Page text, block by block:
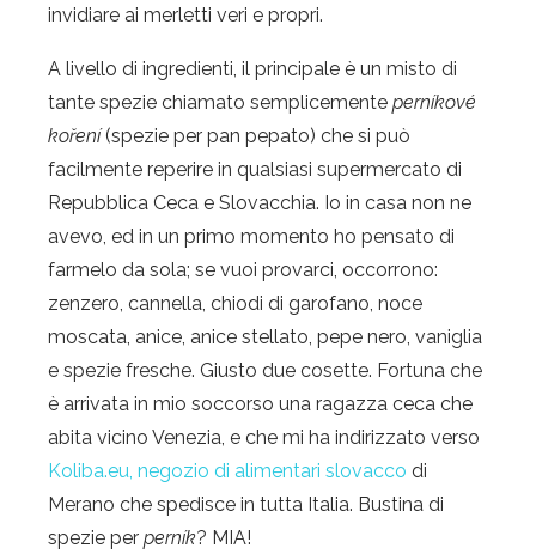
invidiare ai merletti veri e propri.
A livello di ingredienti, il principale è un misto di
tante spezie chiamato semplicemente perníkové
koření(spezie per pan pepato) che si può
facilmente reperire in qualsiasi supermercato di
Repubblica Ceca e Slovacchia. Io in casa non ne
avevo, ed in un primo momento ho pensato di
farmelo da sola; se vuoi provarci, occorrono:
zenzero, cannella, chiodi di garofano, noce
moscata, anice, anice stellato, pepe nero, vaniglia
e spezie fresche. Giusto due cosette. Fortuna che
è arrivata in mio soccorso una ragazza ceca che
abita vicino Venezia, e che mi ha indirizzato verso
Koliba.eu, negozio di alimentari slovacco di
Merano che spedisce in tutta Italia. Bustina di
spezie per perník? MIA!